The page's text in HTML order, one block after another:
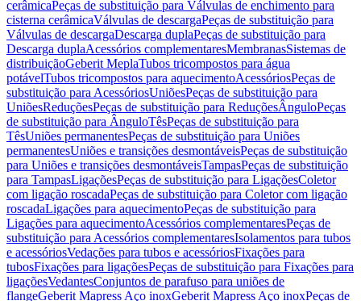
cerâmicaPeças de substituição para Válvulas de enchimento para
cisterna cerâmicaVálvulas de descargaPeças de substituição para
Válvulas de descargaDescarga duplaPeças de substituição para
Descarga duplaAcessórios complementaresMembranasSistemas de
distribuiçãoGeberit MeplaTubos tricompostos para água
potávelTubos tricompostos para aquecimentoAcessóriosPeças de
substituição para AcessóriosUniõesPeças de substituição para
UniõesReduçõesPeças de substituição para ReduçõesÂnguloPeças
de substituição para ÂnguloTêsPeças de substituição para
TêsUniões permanentesPeças de substituição para Uniões
permanentesUniões e transições desmontáveisPeças de substituição
para Uniões e transições desmontáveisTampasPeças de substituição
para TampasLigaçõesPeças de substituição para LigaçõesColetor
com ligação roscadaPeças de substituição para Coletor com ligação
roscadaLigações para aquecimentoPeças de substituição para
Ligações para aquecimentoAcessórios complementaresPeças de
substituição para Acessórios complementaresIsolamentos para tubos
e acessóriosVedações para tubos e acessóriosFixações para
tubosFixações para ligaçõesPeças de substituição para Fixações para
ligaçõesVedantesConjuntos de parafuso para uniões de
flangeGeberit Mapress Aço inoxGeberit Mapress Aço inoxPeças de